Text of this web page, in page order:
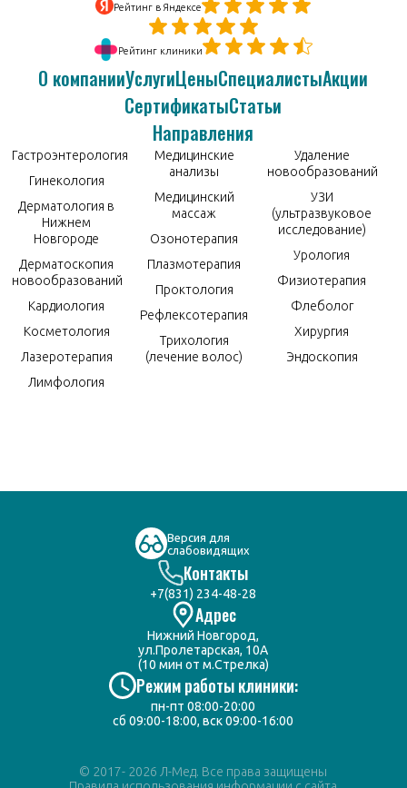
Рейтинг в Яндексе
Рейтинг клиники
О компанииУслугиЦеныСпециалистыАкции
СертификатыСтатьи
Направления
Гастроэнтерология
Гинекология
Дерматология в
Нижнем
Новгороде
Дерматоскопия
новообразований
Кардиология
Косметология
Лазеротерапия
Лимфология
Медицинские
анализы
Медицинский
массаж
Озонотерапия
Плазмотерапия
Проктология
Рефлексотерапия
Трихология
(лечение волос)
Удаление
новообразований
УЗИ
(ультразвуковое
исследование)
Урология
Физиотерапия
Флеболог
Хирургия
Эндоскопия
Контакты
+7(831) 234-48-28
Адрес
Нижний Новгород,
ул.Пролетарская, 10А
(10 мин от м.Стрелка)
Режим работы клиники:
пн-пт 08:00-20:00
сб 09:00-18:00, вск 09:00-16:00
Версия для
слабовидящих
© 2017- 2026 Л-Мед. Все права защищены